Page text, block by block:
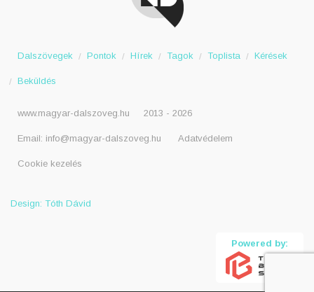
Dalszövegek Pontok Hírek Tagok Toplista Kérések
Beküldés
www.magyar-dalszoveg.hu 2013 - 2026
Email: info@magyar-dalszoveg.hu Adatvédelem
Cookie kezelés
Design: Tóth Dávid
Powered by: